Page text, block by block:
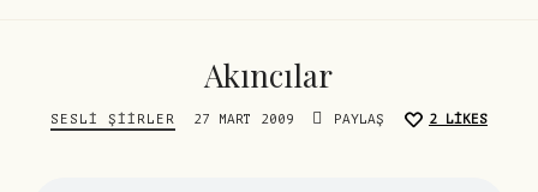
Akıncılar
SESLI ŞIIRLER 27 MART 2009 PAYLAŞ 2 LIKES